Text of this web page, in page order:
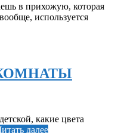
в прихожую, которая
используется
какие цвета
далее